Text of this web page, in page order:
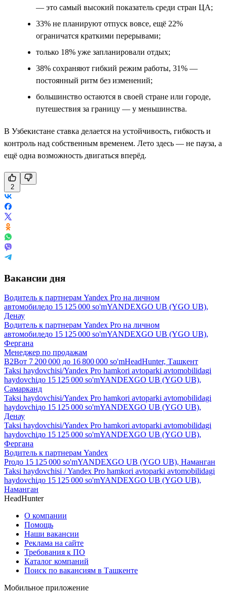
— это самый высокий показатель среди стран ЦА;
33% не планируют отпуск вовсе, ещё 22%
ограничатся краткими перерывами;
только 18% уже запланировали отдых;
38% сохраняют гибкий режим работы, 31% —
постоянный ритм без изменений;
большинство остаются в своей стране или городе,
путешествия за границу — у меньшинства.
В Узбекистане ставка делается на устойчивость, гибкость и
контроль над собственным временем. Лето здесь — не пауза, а
ещё одна возможность двигаться вперёд.
2
Вакансии дня
Водитель к партнерам Yandex Pro на личном
автомобиледо 15 125 000 so'mYANDEXGO UB (YGO UB),
Денау
Водитель к партнерам Yandex Pro на личном
автомобиледо 15 125 000 so'mYANDEXGO UB (YGO UB),
Фергана
Менеджер по продажам
B2Bот 7 200 000 до 16 800 000 so'mHeadHunter, Ташкент
Taksi haydovchisi/Yandex Pro hamkori avtoparki avtomobilidagi
haydovchiдо 15 125 000 so'mYANDEXGO UB (YGO UB),
Самарканд
Taksi haydovchisi/Yandex Pro hamkori avtoparki avtomobilidagi
haydovchiдо 15 125 000 so'mYANDEXGO UB (YGO UB),
Денау
Taksi haydovchisi/Yandex Pro hamkori avtoparki avtomobilidagi
haydovchiдо 15 125 000 so'mYANDEXGO UB (YGO UB),
Фергана
Водитель к партнерам Yandex
Proдо 15 125 000 so'mYANDEXGO UB (YGO UB), Наманган
Taksi haydovchisi / Yandex Pro hamkori avtoparki avtomobilidagi
haydovchiдо 15 125 000 so'mYANDEXGO UB (YGO UB),
Наманган
HeadHunter
О компании
Помощь
Наши вакансии
Реклама на сайте
Требования к ПО
Каталог компаний
Поиск по вакансиям в Ташкенте
Мобильное приложение